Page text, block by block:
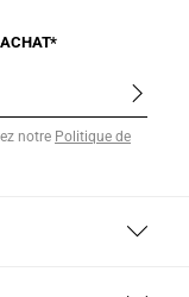
ACHAT*
notre Politique de